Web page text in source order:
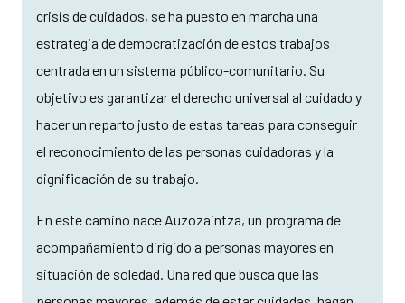
crisis de cuidados, se ha puesto en marcha una
estrategia de democratización de estos trabajos
centrada en un sistema público-comunitario. Su
objetivo es garantizar el derecho universal al cuidado y
hacer un reparto justo de estas tareas para conseguir
el reconocimiento de las personas cuidadoras y la
dignificación de su trabajo.
En este camino nace Auzozaintza, un programa de
acompañamiento dirigido a personas mayores en
situación de soledad. Una red que busca que las